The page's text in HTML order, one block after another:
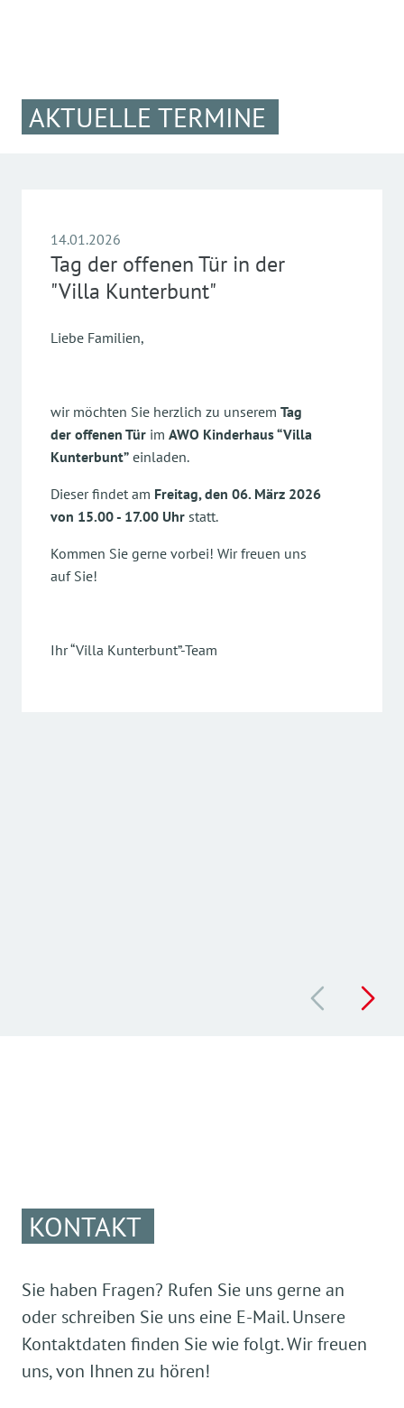
AKTUELLE TERMINE
14.01.2026
Tag der offenen Tür in der
"Villa Kunterbunt"
Liebe Familien,
wir möchten Sie herzlich zu unserem Tag
der offenen Tür im AWO Kinderhaus “Villa
Kunterbunt” einladen.
Dieser findet am Freitag, den 06. März 2026
von 15.00 - 17.00 Uhr statt.
Kommen Sie gerne vorbei! Wir freuen uns
auf Sie!
Ihr “Villa Kunterbunt”-Team
KONTAKT
Sie haben Fragen? Rufen Sie uns gerne an
oder schreiben Sie uns eine E-Mail. Unsere
Kontaktdaten finden Sie wie folgt. Wir freuen
uns, von Ihnen zu hören!